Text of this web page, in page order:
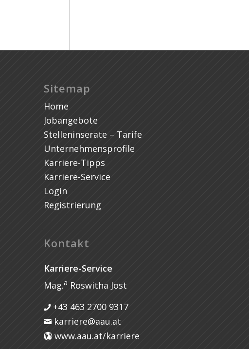
Sitemap
Home
Jobangebote
Stelleninserate – Tarife
Unternehmensprofile
Karriere-Tipps
Karriere-Service
Login
Registrierung
Kontakt
Karriere-Service
Mag.a Roswitha Jost
+43 463 2700 9317
karriere@aau.at
www.aau.at/karriere